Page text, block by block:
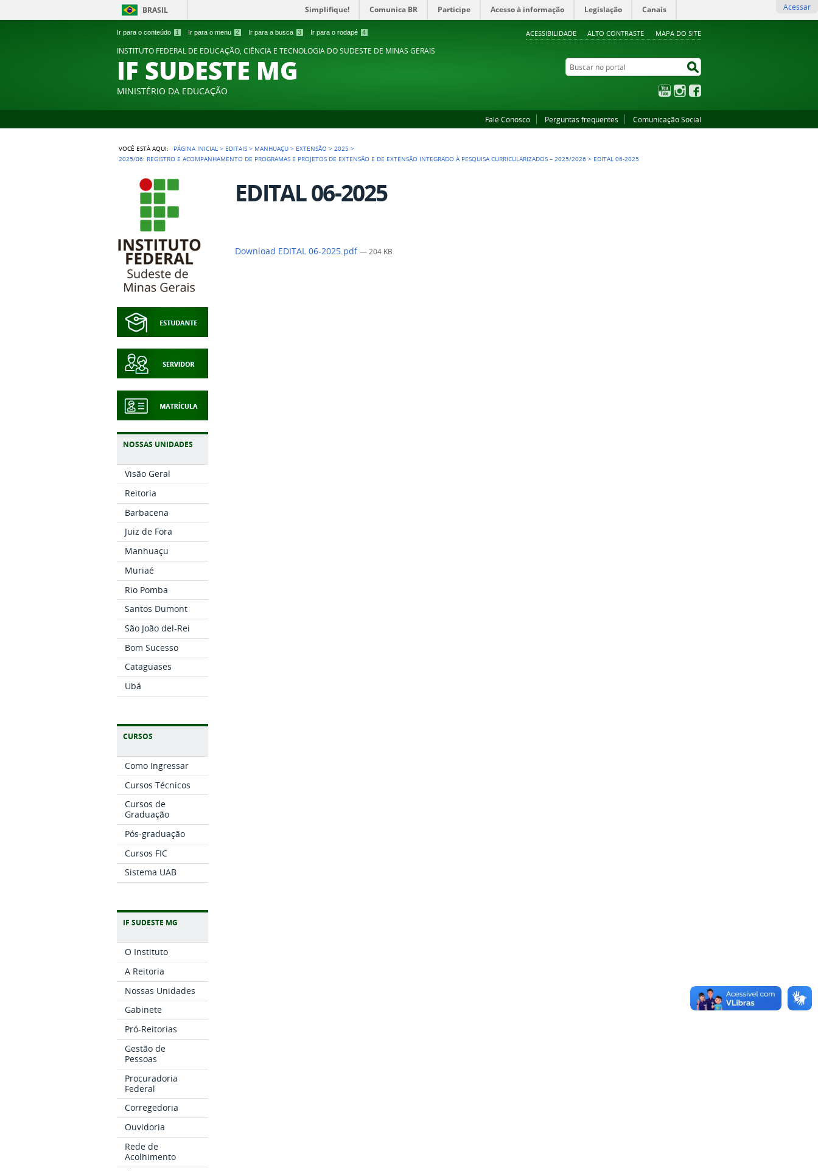
Ir para o conteúdo 1 Ir para o menu 2 Ir para a busca 3 Ir para o rodapé 4 ACESSIBILIDADE ALTO CONTRASTE MAPA DO SITE
BRASIL Simplifique! Comunica BR Participe Acesso à informação Legislação Canais Acessar
INSTITUTO FEDERAL DE EDUCAÇÃO, CIÊNCIA E TECNOLOGIA DO SUDESTE DE MINAS GERAIS
IF SUDESTE MG
MINISTÉRIO DA EDUCAÇÃO
Buscar no portal
YouTubeInstagram
Fale Conosco Perguntas frequentes Comunicação Social
VOCÊ ESTÁ AQUI: PÁGINA INICIAL > EDITAIS > MANHUAÇU > EXTENSÃO >2025 >
2025/06: REGISTRO E ACOMPANHAMENTO DE PROGRAMAS E PROJETOS DE EXTENSÃO E DE EXTENSÃO INTEGRADO À PESQUISA CURRICULARIZADOS – 2025/2026 > EDITAL 06-2025
NOSSAS UNIDADES
Visão Geral
Reitoria
Barbacena
Juiz de Fora
Manhuaçu
Muriaé
Rio Pomba
Santos Dumont
São João del-Rei
Bom Sucesso
Cataguases
Ubá
CURSOS
Como Ingressar
Cursos Técnicos
Cursos de
Graduação
Pós-graduação
Cursos FIC
Sistema UAB
IF SUDESTE MG
O Instituto
A Reitoria
Nossas Unidades
Gabinete
Pró-Reitorias
Gestão de
Pessoas
Procuradoria
Federal
Corregedoria
Ouvidoria
Rede de
Acolhimento
EDITAL 06-2025
Download EDITAL 06-2025.pdf— 204 KB